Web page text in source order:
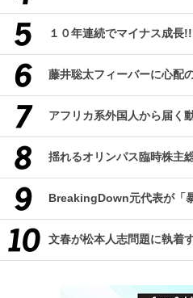
藤井聡太フィーバーに心配
アフリカ系外国人から届く
揺れるオリンパス臨時株主
BreakingDown元代表が「
文春が松本人志問題に執着